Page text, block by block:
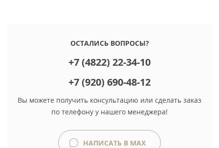
ОСТАЛИСЬ ВОПРОСЫ?
+7 (4822) 22-34-10
+7 (920) 690-48-12
Вы можете получить консультацию или сделать заказ
по телефону у нашего менеджера!
НАПИСАТЬ В MAX